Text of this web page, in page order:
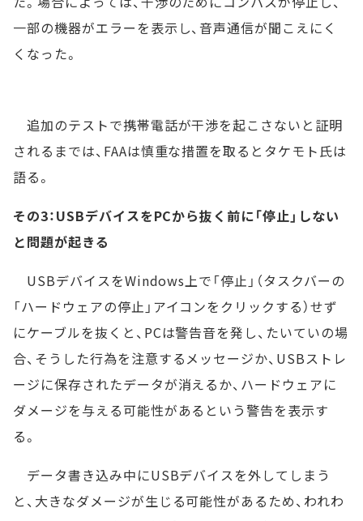
一部の機器がエラーを表示し、音声通信が聞こえにく
くなった。
追加のテストで携帯電話が干渉を起こさないと証明
されるまでは、FAAは慎重な措置を取るとタケモト氏は
語る。
その3：USBデバイスをPCから抜く前に「停止」しない
と問題が起きる
USBデバイスをWindows上で「停止」（タスクバーの
「ハードウェアの停止」アイコンをクリックする）せず
にケーブルを抜くと、PCは警告音を発し、たいていの場
合、そうした行為を注意するメッセージか、USBストレ
ージに保存されたデータが消えるか、ハードウェアに
ダメージを与える可能性があるという警告を表示す
る。
データ書き込み中にUSBデバイスを外してしまう
と、大きなダメージが生じる可能性があるため、われわ